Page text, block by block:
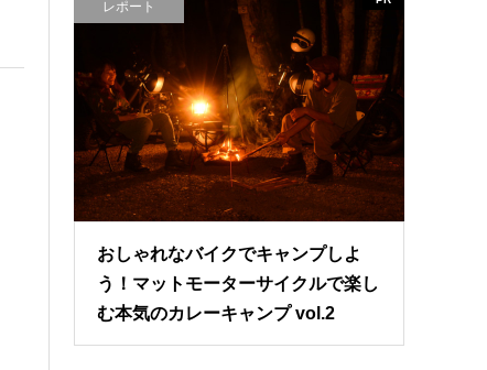
レポート
おしゃれなバイクでキャンプしよ
う！マットモーターサイクルで楽し
む本気のカレーキャンプ vol.2